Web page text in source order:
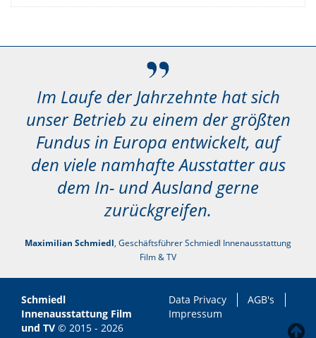
Im Laufe der Jahrzehnte hat sich
unser Betrieb zu einem der größten
Fundus in Europa entwickelt, auf
den viele namhafte Ausstatter aus
dem In- und Ausland gerne
zurückgreifen.
Maximilian Schmiedl , Geschäftsführer Schmiedl Innenausstattung
Film & TV
Schmiedl
Innenausstattung Film
und TV © 2015 - 2026
Data Privacy
AGB's
Impressum